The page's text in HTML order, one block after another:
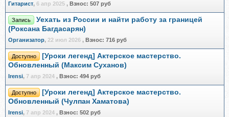
Гитарист, 6 апр 2025 , Взнос: 507 руб
Запись
Уехать из России и найти работу за границей
(Роксана Багдасарян)
Организатор, 22 июл 2026 , Взнос: 716 руб
Доступно
[Уроки легенд] Актерское мастерство.
Обновленный (Максим Суханов)
Irensi, 7 апр 2024 , Взнос: 494 руб
Доступно
[Уроки легенд] Актерское мастерство.
Обновленный (Чулпан Хаматова)
Irensi, 7 апр 2024 , Взнос: 502 руб